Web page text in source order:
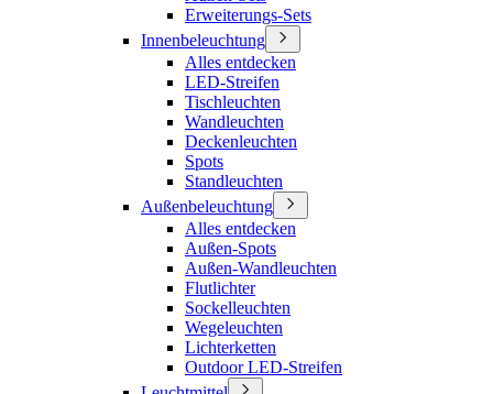
Erweiterungs-Sets
Innenbeleuchtung
Alles entdecken
LED-Streifen
Tischleuchten
Wandleuchten
Deckenleuchten
Spots
Standleuchten
Außenbeleuchtung
Alles entdecken
Außen-Spots
Außen-Wandleuchten
Flutlichter
Sockelleuchten
Wegeleuchten
Lichterketten
Outdoor LED-Streifen